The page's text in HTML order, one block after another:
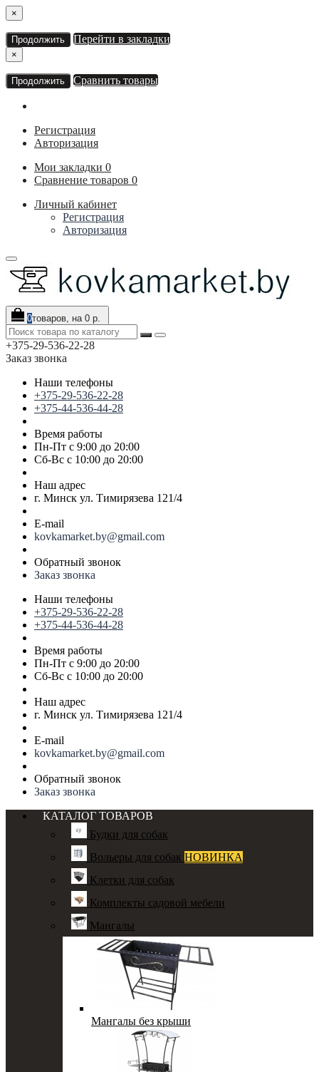
×
Продолжить Перейти в закладки
×
Продолжить Сравнить товары
Регистрация
Авторизация
Мои закладки 0
Сравнение товаров 0
Личный кабинет
Регистрация
Авторизация
0товаров, на 0 р.
+375-29-536-22-28
Заказ звонка
Наши телефоны
+375-29-536-22-28
+375-44-536-44-28
Время работы
Пн-Пт с 9:00 до 20:00
Сб-Вс с 10:00 до 20:00
Наш адрес
г. Минск ул. Тимирязева 121/4
E-mail
kovkamarket.by@gmail.com
Обратный звонок
Заказ звонка
Наши телефоны
+375-29-536-22-28
+375-44-536-44-28
Время работы
Пн-Пт с 9:00 до 20:00
Сб-Вс с 10:00 до 20:00
Наш адрес
г. Минск ул. Тимирязева 121/4
E-mail
kovkamarket.by@gmail.com
Обратный звонок
Заказ звонка
КАТАЛОГ ТОВАРОВ
Будки для собак
Вольеры для собак НОВИНКА
Клетки для собак
Комплекты садовой мебели
Мангалы
Мангалы без крыши